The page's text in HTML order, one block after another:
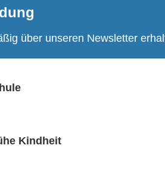
über unseren Newsletter
Kindheit